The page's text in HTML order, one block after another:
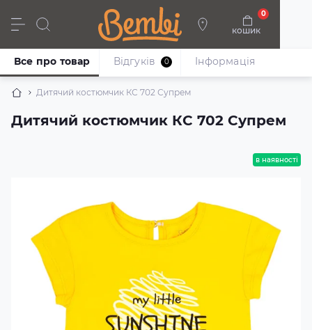
кошик
0
Дівчата Хлопці Немовлята Взуття
Дитячий костюмчик КС 702 Супрем
Дитячий костюмчик КС 702 Супрем
Все про товар Відгуків 0 Iнформація
в наявності